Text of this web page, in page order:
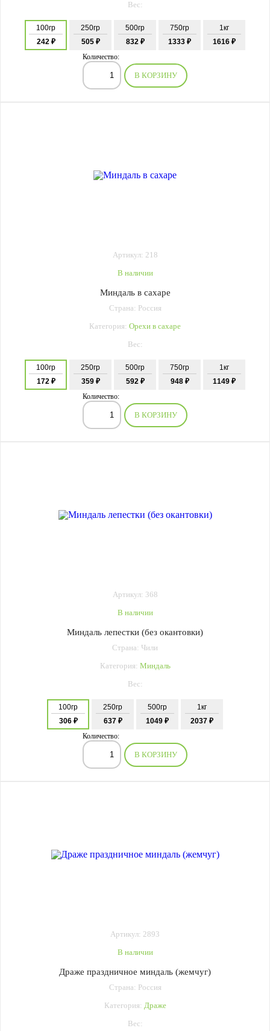
Вес:
100гр
242 ₽
250гр
505 ₽
500гр
832 ₽
750гр
1333 ₽
1кг
1616 ₽
Количество:
В КОРЗИНУ
Артикул: 218
В наличии
Миндаль в сахаре
Страна: Россия
Категория: Орехи в сахаре
Вес:
100гр
172 ₽
250гр
359 ₽
500гр
592 ₽
750гр
948 ₽
1кг
1149 ₽
Количество:
В КОРЗИНУ
Артикул: 368
В наличии
Миндаль лепестки (без окантовки)
Страна: Чили
Категория: Миндаль
Вес:
100гр
306 ₽
250гр
637 ₽
500гр
1049 ₽
1кг
2037 ₽
Количество:
В КОРЗИНУ
Артикул: 2893
В наличии
Драже праздничное миндаль (жемчуг)
Страна: Россия
Категория: Драже
Вес: